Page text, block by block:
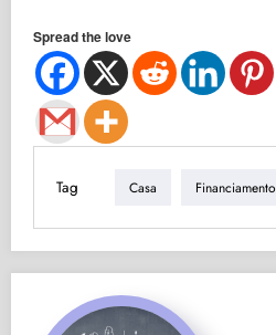
Spread the love
Tag Casa Financiamento